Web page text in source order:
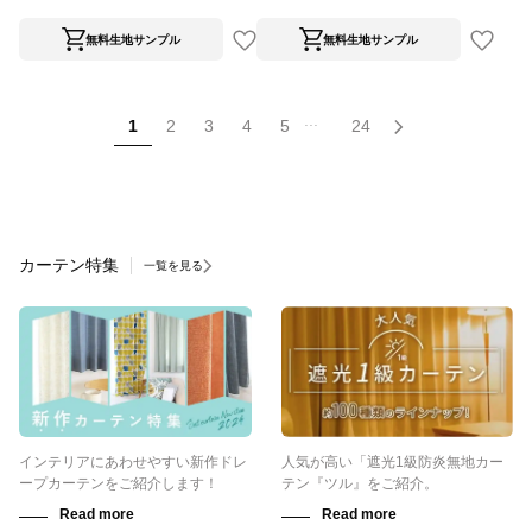
無料生地サンプル 無料生地サンプル
1 2 3 4 5 24
カーテン特集 一覧を見る
インテリアにあわせやすい新作ドレ
ープカーテンをご紹介します！
人気が高い「遮光1級防炎無地カー
テン『ツル』をご紹介。